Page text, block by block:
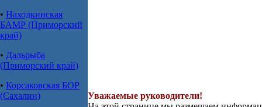
• Находкинская
БАМР (Приморский
край)
• Дальрыба
(Приморский край)
• Корсаковская БОР
(Сахалин)
Уважаемые руководители!